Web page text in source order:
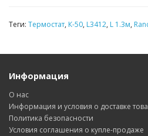
Теги: Термостат, К-50, L3412, L 1.3м,
Информация
О нас
Информация и условия о доставке
Политика безопасности
Условия соглашения о купле-продаже